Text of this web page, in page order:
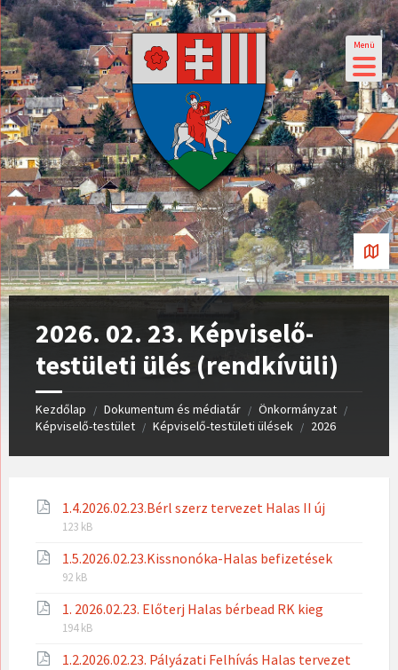
Menü
2026. 02. 23. Képviselő-
testületi ülés (rendkívüli)
Kezdőlap / Dokumentum és médiatár / Önkormányzat /
Képviselő-testület / Képviselő-testületi ülések / 2026
1.4.2026.02.23.Bérl szerz tervezet Halas II új
123 kB
1.5.2026.02.23.Kissnonóka-Halas befizetések
92 kB
1. 2026.02.23. Előterj Halas bérbead RK kieg
194 kB
1.2.2026.02.23. Pályázati Felhívás Halas tervezet